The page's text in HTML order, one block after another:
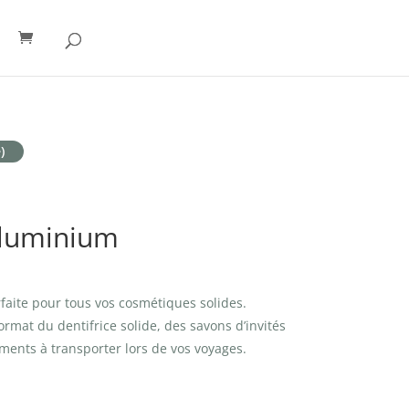
pour tous vos cosmétiques solides.
du dentifrice solide, des savons d’invités
à transporter lors de vos voyages.